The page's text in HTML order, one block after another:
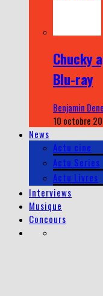
Chucky
Blu-ray
Benjamin
10 octobre
News
Actu cine
Actu Series
Actu Livres
Interviews
Musique
Concours